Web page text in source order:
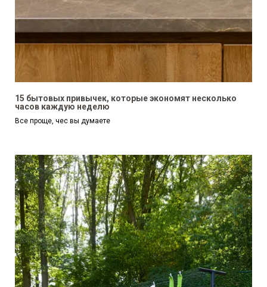
15 бытовых привычек, которые экономят несколько
часов каждую неделю
Все проще, чес вы думаете